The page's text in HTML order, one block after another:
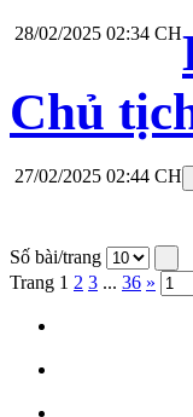
28/02/2025 02:34 CH
Chủ
27/02/2025 02:44 CH
Số bài/trang
Trang 1 2 3 ... 36 »